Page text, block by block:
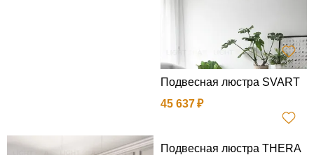
Подвесная люстра SVART
45 637
Подвесная люстра THERA